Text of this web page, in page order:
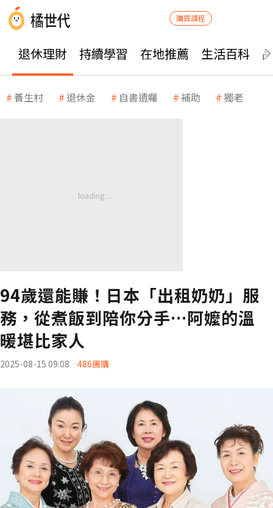
購買課程
退休理財 持續學習 在地推薦 生活百科
養生村 退休金 自書遺囑 補助 獨老
94歲還能賺！日本「出租奶奶」服
務，從煮飯到陪你分手…阿嬤的溫
暖堪比家人
2025-08-15 09:08 486團購